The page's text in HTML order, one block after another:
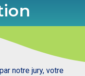
notre jury, votre